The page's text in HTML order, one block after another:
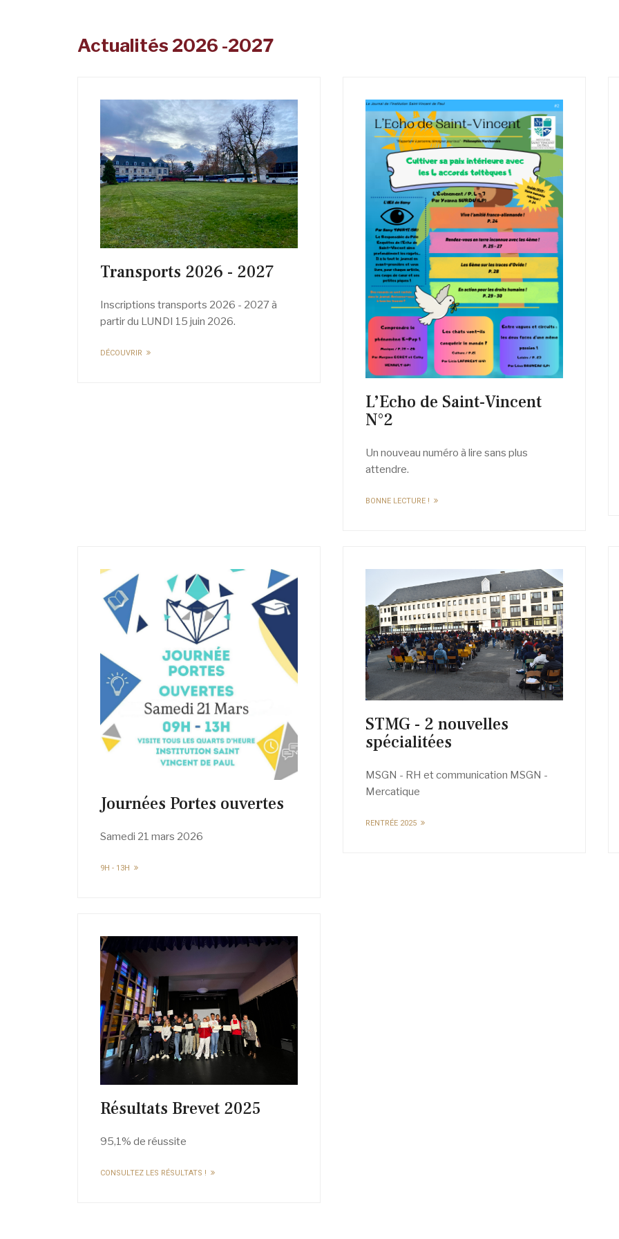
Actualités 2026 -2027
Transports 2026 - 2027
Inscriptions transports 2026 - 2027 à
partir du LUNDI 15 juin 2026.
DÉCOUVRIR
L’Echo de Saint-Vincent
N°2
Un nouveau numéro à lire sans plus
attendre.
BONNE LECTURE !
Journées Portes ouvertes
Samedi 21 mars 2026
9H - 13H
STMG - 2 nouvelles
spécialitées
MSGN - RH et communication MSGN -
Mercatique
RENTRÉE 2025
Résultats Brevet 2025
95,1% de réussite
CONSULTEZ LES RÉSULTATS !